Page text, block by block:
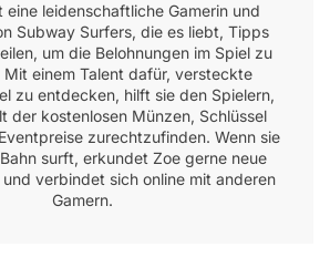
eine leidenschaftliche Gamerin und
Subway Surfers, die es liebt, Tipps
um die Belohnungen im Spiel zu
Mit einem Talent dafür, versteckte
zu entdecken, hilft sie den Spielern,
der kostenlosen Münzen, Schlüssel
zurechtzufinden. Wenn sie
surft, erkundet Zoe gerne neue
verbindet sich online mit anderen
Gamern.